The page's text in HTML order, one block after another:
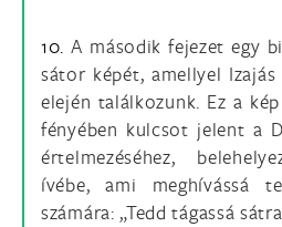
10. A második fejezet egy
sátor képét, amellyel
elején találkozunk. Ez a
fényében kulcsot jelent a
értelmezéséhez,
ívébe, ami meghívássá
számára: „Tedd tágassá